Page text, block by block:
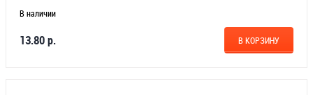
В наличии
13.80 р. В КОРЗИНУ